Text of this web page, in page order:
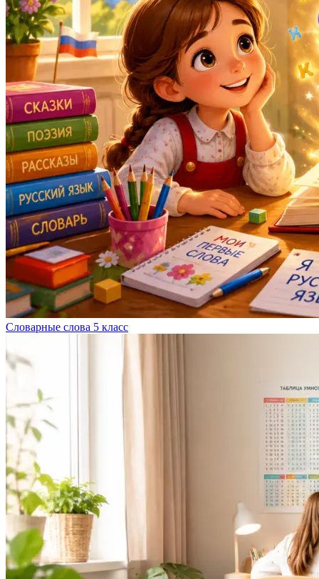
Словарные слова 5 класс